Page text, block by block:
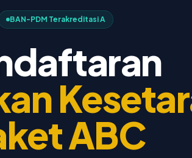
BAN-PDM Terakreditasi A
ABC